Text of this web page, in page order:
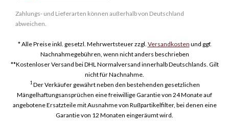
Zahlungs- und Lieferarten können außerhalb von Deutschland
abweichen.
* Alle Preise inkl. gesetzl. Mehrwertsteuer zzgl. Versandkosten und ggf.
Nachnahmegebühren, wenn nicht anders beschrieben
**Kostenloser Versand bei DHL Normalversand innerhalb Deutschlands. Gilt
nicht für Nachnahme.
1Der Verkäufer gewährt neben den bestehenden gesetzlichen
Mängelhaftungsansprüchen eine freiwillige Garantie von 24 Monate auf
angebotene Ersatzteile mit Ausnahme von Rußpartikelfilter, bei denen eine
Garantie von 12 Monaten eingeräumt wird.